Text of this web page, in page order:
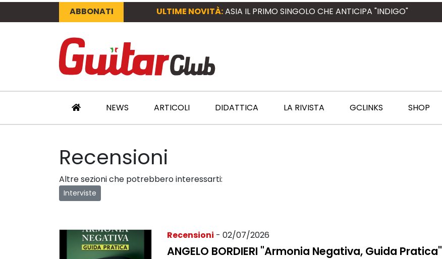
ABBONATI ULTIME NOVITÀ:ASIA IL PRIMO SINGOLO CHE ANTICIPA "INDIGO"
NEWS ARTICOLI DIDATTICA LA RIVISTA GCLINKS SHOP
Recensioni
Altre sezioni che potrebbero interessarti:
Interviste
Recensioni - 02/07/2026
ANGELO BORDIERI "Armonia Negativa, Guida Pratica"